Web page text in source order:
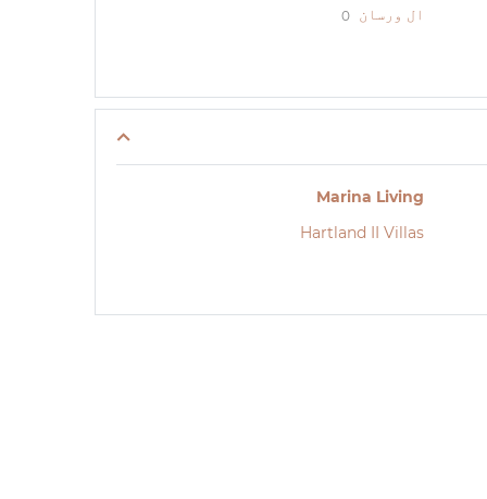
ال ورسان 0
Marina Living
Hartland II Villas